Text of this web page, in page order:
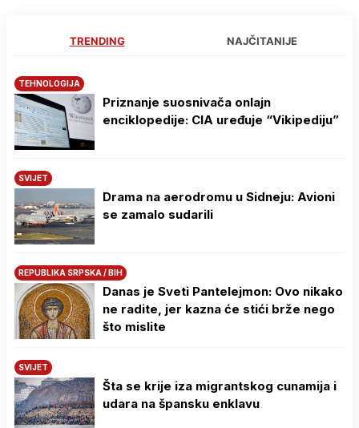
TRENDING NAJČITANIJE
TEHNOLOGIJA
Priznanje suosnivača onlajn
enciklopedije: CIA uređuje “Vikipediju”
SVIJET
Drama na aerodromu u Sidneju: Avioni
se zamalo sudarili
REPUBLIKA SRPSKA / BIH
Danas je Sveti Pantelejmon: Ovo nikako
ne radite, jer kazna će stići brže nego
što mislite
SVIJET
Šta se krije iza migrantskog cunamija i
udara na špansku enklavu